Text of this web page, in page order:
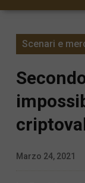
Scenari e
Marzo 24, 2021